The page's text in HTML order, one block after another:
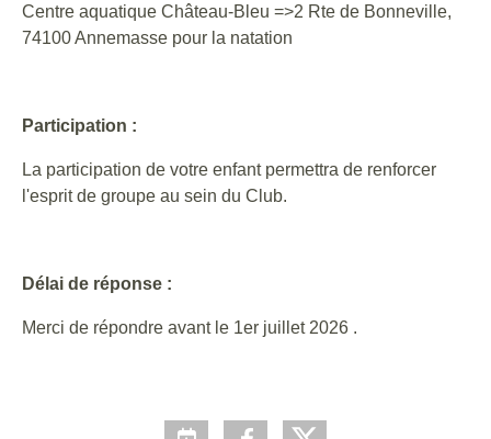
Centre aquatique Château-Bleu =>2 Rte de Bonneville,
74100 Annemasse pour la natation
Participation :
La participation de votre enfant permettra de renforcer
l'esprit de groupe au sein du Club.
Délai de réponse :
Merci de répondre avant le 1er juillet 2026 .